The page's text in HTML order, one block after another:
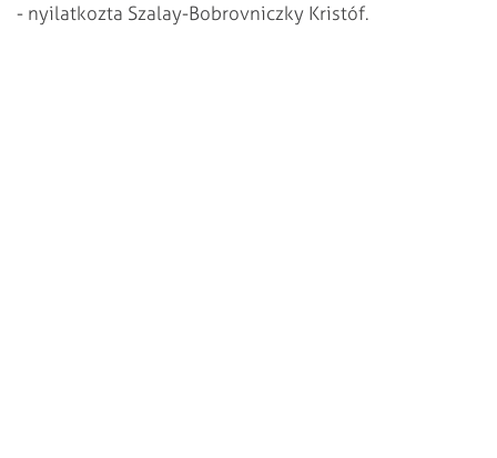
- nyilatkozta Szalay-Bobrovniczky Kristóf.